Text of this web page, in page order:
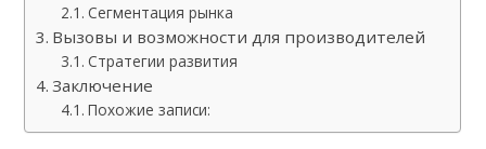
Сегментация рынка
Вызовы и возможности для производителей
Стратегии развития
Заключение
Похожие записи: